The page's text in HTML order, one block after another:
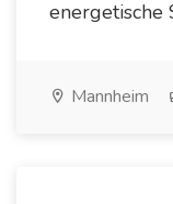
energetische
Mannheim